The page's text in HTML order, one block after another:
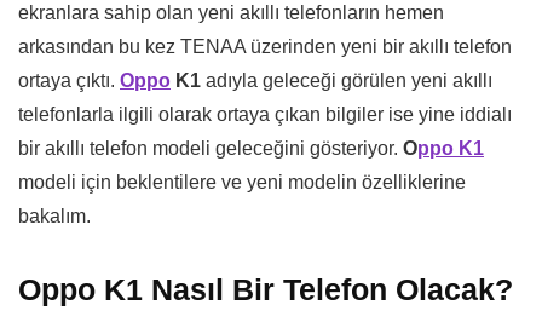
ekranlara sahip olan yeni akıllı telefonların hemen
arkasından bu kez TENAA üzerinden yeni bir akıllı telefon
ortaya çıktı. Oppo K1 adıyla geleceği görülen yeni akıllı
telefonlarla ilgili olarak ortaya çıkan bilgiler ise yine iddialı
bir akıllı telefon modeli geleceğini gösteriyor. Oppo K1
modeli için beklentilere ve yeni modelin özelliklerine
bakalım.
Oppo K1 Nasıl Bir Telefon Olacak?